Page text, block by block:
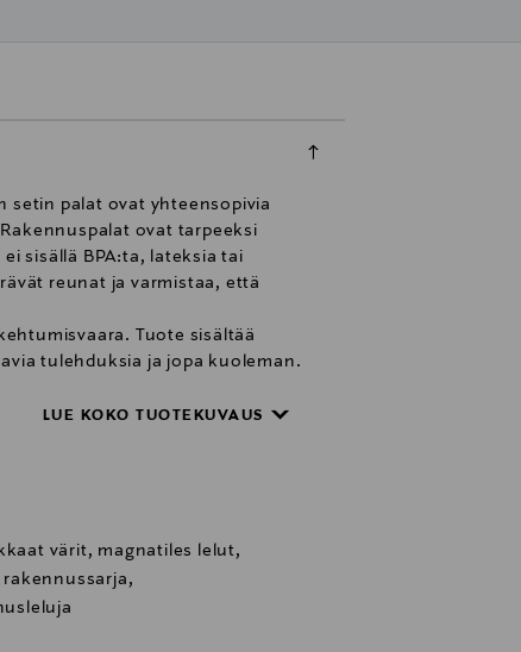
setin palat ovat yhteensopivia
ovat tarpeeksi
sisällä BPA:ta, lateksia tai
reunat ja varmistaa, että
Tuote sisältää
tulehduksia ja jopa kuoleman.
LUE KOKO TUOTEKUVAUS
värit, magnatiles lelut,